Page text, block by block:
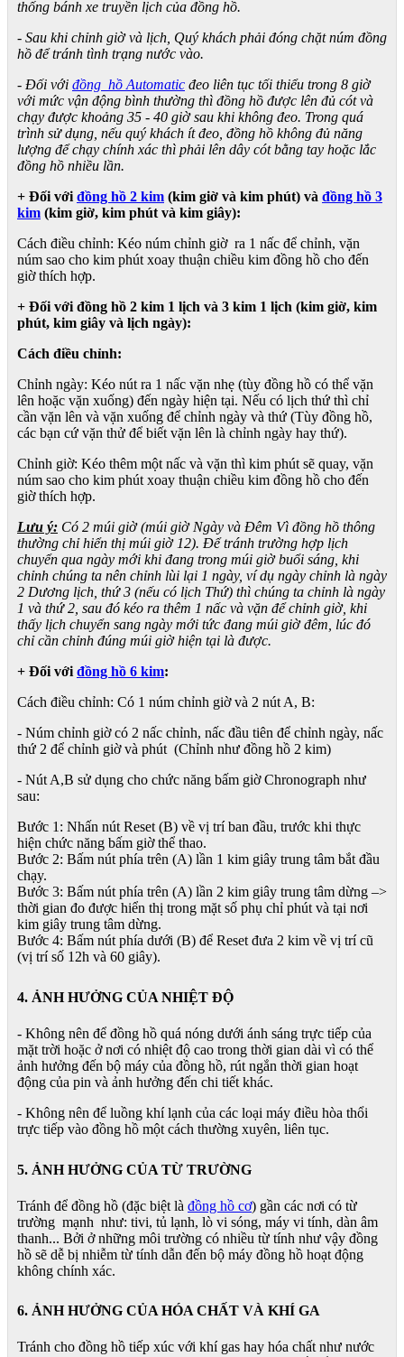
thống bánh xe truyền lịch của đồng hồ.
- Sau khi chỉnh giờ và lịch, Quý khách phải đóng chặt núm đồng
hồ để tránh tình trạng nước vào.
- Đối với đồng hồ Automatic đeo liên tục tối thiểu trong 8 giờ
với mức vận động bình thường thì đồng hồ được lên đủ cót và
chạy được khoảng 35 - 40 giờ sau khi không đeo. Trong quá
trình sử dụng, nếu quý khách ít đeo, đồng hồ không đủ năng
lượng để chạy chính xác thì phải lên dây cót bằng tay hoặc lắc
đồng hồ nhiều lần.
+ Đối với đồng hồ 2 kim (kim giờ và kim phút) và đồng hồ 3
kim (kim giờ, kim phút và kim giây):
Cách điều chỉnh: Kéo núm chỉnh giờ ra 1 nấc để chỉnh, vặn
núm sao cho kim phút xoay thuận chiều kim đồng hồ cho đến
giờ thích hợp.
+ Đối với đồng hồ 2 kim 1 lịch và 3 kim 1 lịch (kim giờ, kim
phút, kim giây và lịch ngày):
Cách điều chỉnh:
Chỉnh ngày: Kéo nút ra 1 nấc vặn nhẹ (tùy đồng hồ có thể vặn
lên hoặc vặn xuống) đến ngày hiện tại. Nếu có lịch thứ thì chỉ
cần vặn lên và vặn xuống để chỉnh ngày và thứ (Tùy đồng hồ,
các bạn cứ vặn thử để biết vặn lên là chỉnh ngày hay thứ).
Chỉnh giờ: Kéo thêm một nấc và vặn thì kim phút sẽ quay, vặn
núm sao cho kim phút xoay thuận chiều kim đồng hồ cho đến
giờ thích hợp.
Lưu ý: Có 2 múi giờ (múi giờ Ngày và Đêm Vì đồng hồ thông
thường chỉ hiển thị múi giờ 12). Để tránh trường hợp lịch
chuyển qua ngày mới khi đang trong múi giờ buổi sáng, khi
chỉnh chúng ta nên chỉnh lùi lại 1 ngày, ví dụ ngày chỉnh là ngày
2 Dương lịch, thứ 3 (nếu có lịch Thứ) thì chúng ta chỉnh là ngày
1 và thứ 2, sau đó kéo ra thêm 1 nấc và vặn để chỉnh giờ, khi
thấy lịch chuyển sang ngày mới tức đang múi giờ đêm, lúc đó
chỉ cần chỉnh đúng múi giờ hiện tại là được.
+ Đối với đồng hồ 6 kim:
Cách điều chỉnh: Có 1 núm chỉnh giờ và 2 nút A, B:
- Núm chỉnh giờ có 2 nấc chỉnh, nấc đầu tiên để chỉnh ngày, nấc
thứ 2 để chỉnh giờ và phút (Chỉnh như đồng hồ 2 kim)
- Nút A,B sử dụng cho chức năng bấm giờ Chronograph như
sau:
Bước 1: Nhấn nút Reset (B) về vị trí ban đầu, trước khi thực
hiện chức năng bấm giờ thể thao.
Bước 2: Bấm nút phía trên (A) lần 1 kim giây trung tâm bắt đầu
chạy.
Bước 3: Bấm nút phía trên (A) lần 2 kim giây trung tâm dừng –>
thời gian đo được hiển thị trong mặt số phụ chỉ phút và tại nơi
kim giây trung tâm dừng.
Bước 4: Bấm nút phía dưới (B) để Reset đưa 2 kim về vị trí cũ
(vị trí số 12h và 60 giây).
4. ẢNH HƯỞNG CỦA NHIỆT ĐỘ
- Không nên để đồng hồ quá nóng dưới ánh sáng trực tiếp của
mặt trời hoặc ở nơi có nhiệt độ cao trong thời gian dài vì có thể
ảnh hưởng đến bộ máy của đồng hồ, rút ngắn thời gian hoạt
động của pin và ảnh hưởng đến chi tiết khác.
- Không nên để luồng khí lạnh của các loại máy điều hòa thổi
trực tiếp vào đồng hồ một cách thường xuyên, liên tục.
5. ẢNH HƯỞNG CỦA TỪ TRƯỜNG
Tránh để đồng hồ (đặc biệt là đồng hồ cơ) gần các nơi có từ
trường mạnh như: tivi, tủ lạnh, lò vi sóng, máy vi tính, dàn âm
thanh... Bởi ở những môi trường có nhiều từ tính như vậy đồng
hồ sẽ dễ bị nhiễm từ tính dẫn đến bộ máy đồng hồ hoạt động
không chính xác.
6. ẢNH HƯỞNG CỦA HÓA CHẤT VÀ KHÍ GA
Tránh cho đồng hồ tiếp xúc với khí gas hay hóa chất như nước